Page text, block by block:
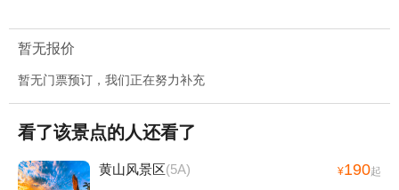
暂无报价
暂无门票预订，我们正在努力补充
看了该景点的人还看了
黄山风景区(5A) ¥190起